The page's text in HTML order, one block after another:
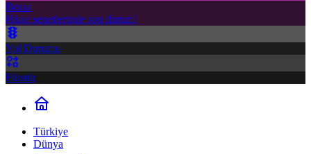
Borsa
Hisse senetlerinde son durum!
Yol Durumu
Fikstür
Türkiye
Dünya